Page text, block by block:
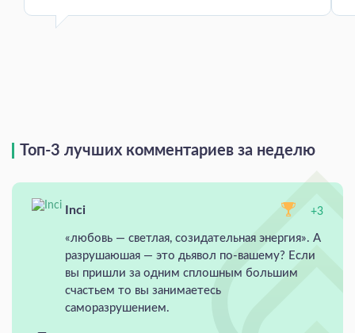
Топ-3 лучших комментариев за неделю
Inci +3
«любовь — светлая, созидательная энергия». А
разрушаюшая — это дьявол по-вашему? Если
вы пришли за одним сплошным большим
счастьем то вы занимаетесь
саморазрушением.